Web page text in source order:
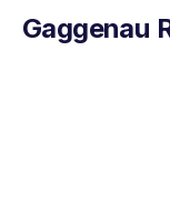
Gaggenau